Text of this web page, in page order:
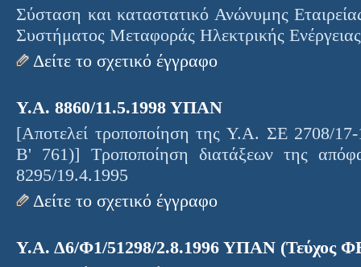
Σύσταση και καταστατικό Ανώνυμης
Συστήματος Μεταφοράς Ηλεκτρικής
Δείτε το σχετικό έγγραφο
Υ.Α. 8860/11.5.1998 ΥΠΑΝ
[Αποτελεί τροποποίηση της Υ.Α. ΣΕ 2708/
Β' 761)] Τροποποίηση διατάξεων της
8295/19.4.1995
Δείτε το σχετικό έγγραφο
Υ.Α. Δ6/Φ1/51298/2.8.1996 ΥΠΑΝ (Τεύχος